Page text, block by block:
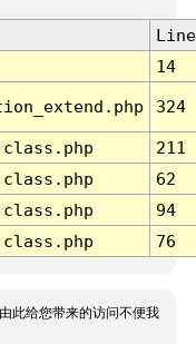
Line
14
324
211
62
94
76
此给您带来的访问不便我